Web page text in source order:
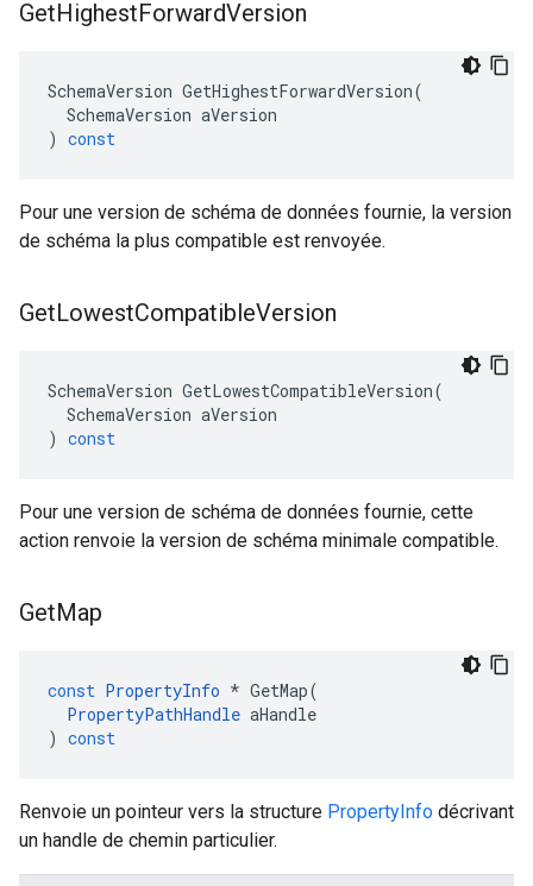
GetHighestForwardVersion
SchemaVersion GetHighestForwardVersion(
SchemaVersion aVersion
) const
Pour une version de schéma de données fournie, la version
de schéma la plus compatible est renvoyée.
GetLowestCompatibleVersion
SchemaVersion GetLowestCompatibleVersion(
SchemaVersion aVersion
) const
Pour une version de schéma de données fournie, cette
action renvoie la version de schéma minimale compatible.
GetMap
const PropertyInfo * GetMap(
PropertyPathHandle aHandle
) const
Renvoie un pointeur vers la structure PropertyInfo décrivant
un handle de chemin particulier.